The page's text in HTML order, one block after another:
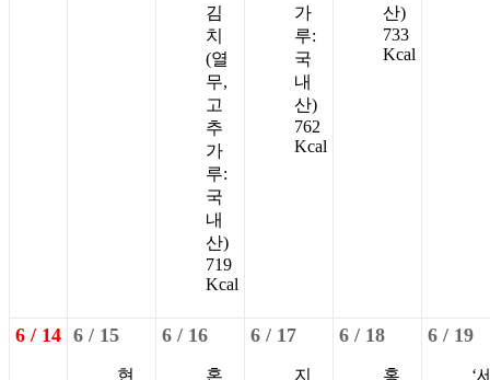
김
치
(열
무,
고
추
가
루:
국
내
산)
719
Kcal
가
루:
국
내
산)
762
Kcal
산)
733
Kcal
6 / 14 6 / 15
현
6 / 16
혼
6 / 17
지
6 / 18
홍
6 / 19
‘